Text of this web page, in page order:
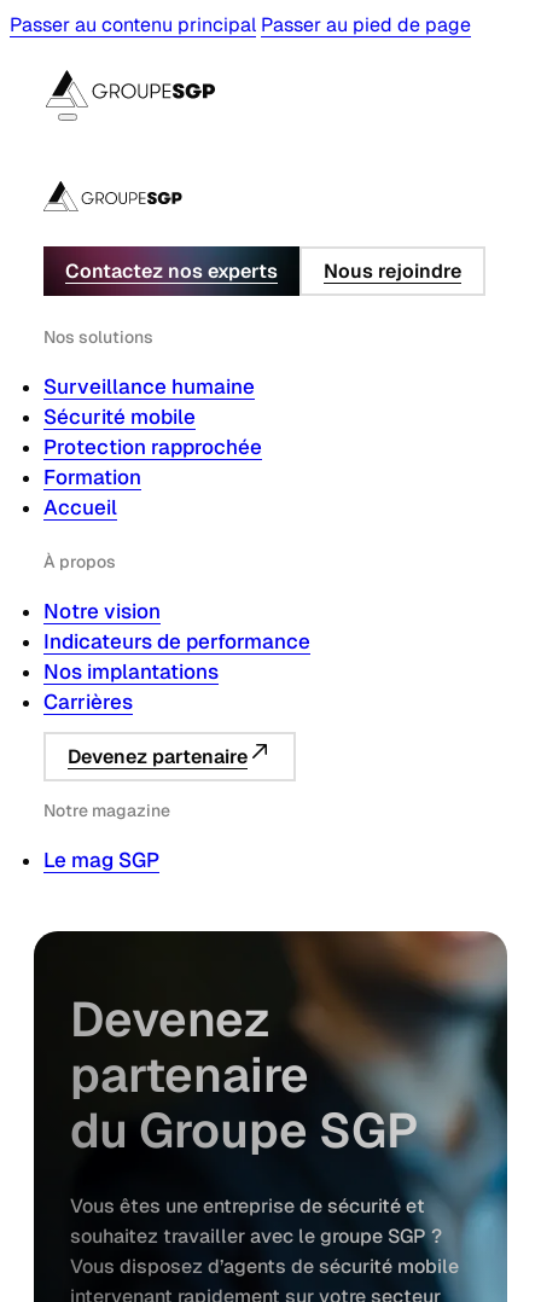
Passer au contenu principal Passer au pied de page
Contactez nos experts Nous rejoindre
Nos solutions
Surveillance humaine
Sécurité mobile
Protection rapprochée
Formation
Accueil
À propos
Notre vision
Indicateurs de performance
Nos implantations
Carrières
Devenez partenaire
Notre magazine
Le mag SGP
Devenez
partenaire
du Groupe SGP
Vous êtes une entreprise de sécurité et
souhaitez travailler avec le groupe SGP ?
Vous disposez d’agents de sécurité mobile
intervenant rapidement sur votre secteur